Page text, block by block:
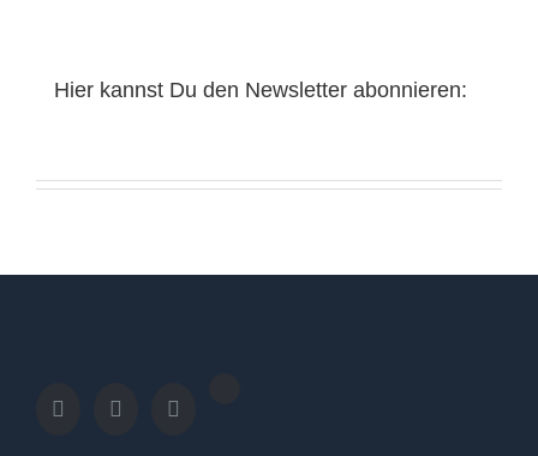
Hier kannst Du den Newsletter abonnieren: